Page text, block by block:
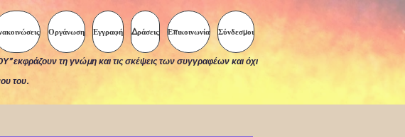
Οργάνωση Εγγραφή Δράσεις Επικοινωνία Σύνδεσμοι
εκφράζουν τη γνώμη και τις σκέψεις των συγγραφέων και όχι
του.